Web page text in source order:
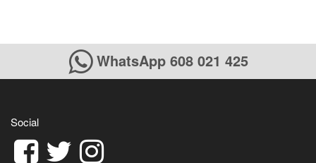
WhatsApp 608 021 425
Social